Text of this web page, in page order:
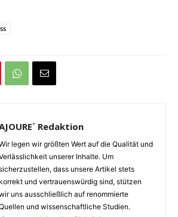
Redaktion
legen wir größten Wert auf die Qualität und
unserer Inhalte. Um
dass unsere Artikel stets
korrekt und vertrauenswürdig sind, stützen
uns ausschließlich auf renommierte
und wissenschaftliche Studien.